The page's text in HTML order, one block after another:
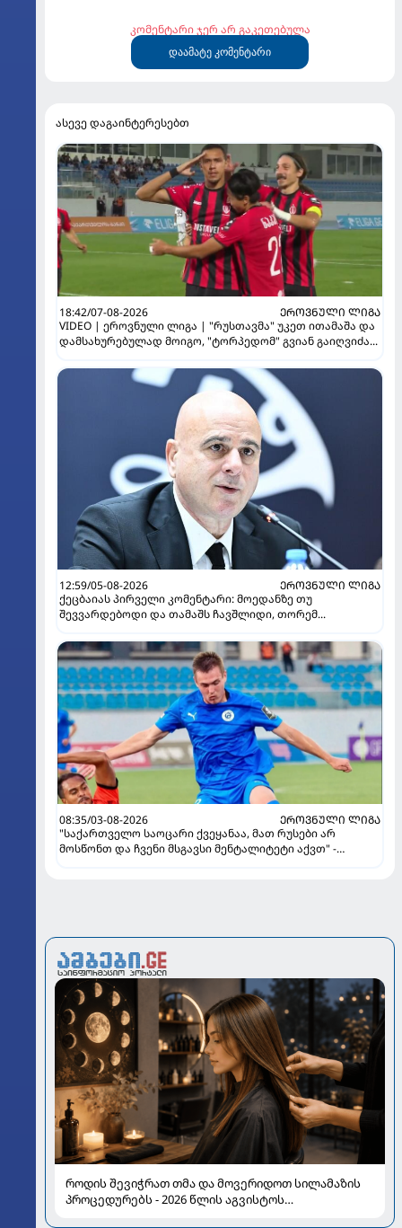
კომენტარი ჯერ არ გაკეთებულა
დაამატე კომენტარი
ასევე დაგაინტერესებთ
18:42/07-08-2026
ᲔᲠᲝᲕᲜᲣᲚᲘ ᲚᲘᲒᲐ
VIDEO | ეროვნული ლიგა | "რუსთავმა" უკეთ ითამაშა და
დამსახურებულად მოიგო, "ტორპედომ" გვიან გაიღვიძა...
12:59/05-08-2026
ᲔᲠᲝᲕᲜᲣᲚᲘ ᲚᲘᲒᲐ
ქეცბაიას პირველი კომენტარი: მოედანზე თუ
შევვარდებოდი და თამაშს ჩავშლიდი, თორემ...
08:35/03-08-2026
ᲔᲠᲝᲕᲜᲣᲚᲘ ᲚᲘᲒᲐ
"საქართველო საოცარი ქვეყანაა, მათ რუსები არ
მოსწონთ და ჩვენი მსგავსი მენტალიტეტი აქვთ" -
როდის შევიჭრათ თმა და მოვერიდოთ სილამაზის
პროცედურებს - 2026 წლის აგვისტოს